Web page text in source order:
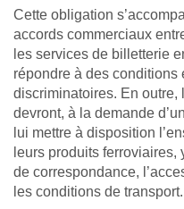
Cette obligation
accords commerciaux
les services de billetterie
répondre à des
discriminatoires. En outre,
devront, à la demande
lui mettre à disposition
leurs produits
de correspondance,
les conditions de transport.